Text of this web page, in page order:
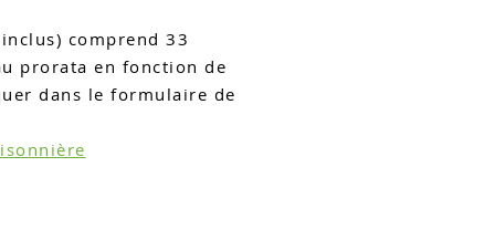
comprend 33
prorata en fonction de
dans le formulaire de